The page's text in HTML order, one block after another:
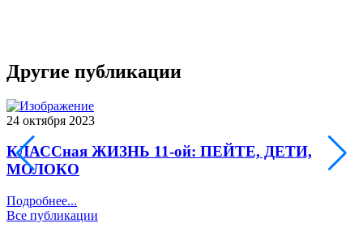
Другие публикации
24 октября 2023
КЛАССная ЖИЗНЬ 11-ой: ПЕЙТЕ, ДЕТИ,
МОЛОКО
Подробнее...
Все публикации